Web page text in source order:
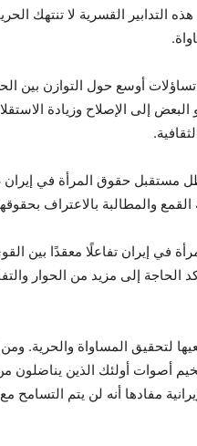
التدابير القسرية لا تنتهك
أوسع حول التوازن بين
إلى الإصلاح وزيادة
مستقبل حقوق المرأة في
والمطالبة بالاعتراف
إيران تفاعلًا معقدًا بين القوى
إلى مزيد من الحوار
لتحقيق المساواة والحرية.
أصوات أولئك الذين يناضلون
مفادها أنه لن يتم التسامح